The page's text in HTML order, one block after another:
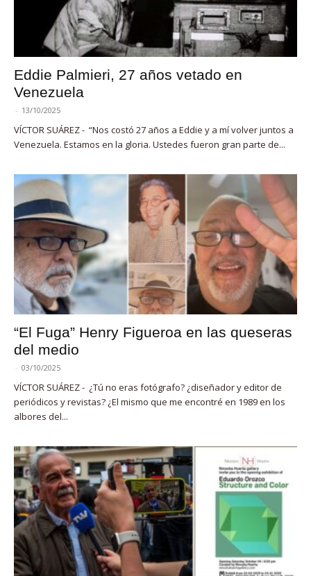
Eddie Palmieri, 27 años vetado en
Venezuela
- 13/10/2025
VÍCTOR SUÁREZ - “Nos costó 27 años a Eddie y a mí volver juntos a
Venezuela. Estamos en la gloria. Ustedes fueron gran parte de...
“El Fuga” Henry Figueroa en las queseras
del medio
- 03/10/2025
VÍCTOR SUÁREZ - ¿Tú no eras fotógrafo? ¿diseñador y editor de
periódicos y revistas? ¿El mismo que me encontré en 1989 en los
albores del...